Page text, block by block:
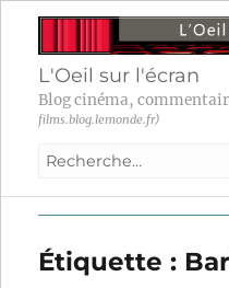
L'Oeil sur l'écran
Blog cinéma,
films.blog.lemonde.fr)
Recherche
:
Étiquette :